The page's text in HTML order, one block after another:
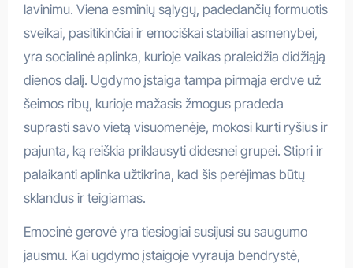
lavinimu. Viena esminių sąlygų, padedančių formuotis
sveikai, pasitikinčiai ir emociškai stabiliai asmenybei,
yra socialinė aplinka, kurioje vaikas praleidžia didžiąją
dienos dalį. Ugdymo įstaiga tampa pirmąja erdve už
šeimos ribų, kurioje mažasis žmogus pradeda
suprasti savo vietą visuomenėje, mokosi kurti ryšius ir
pajunta, ką reiškia priklausyti didesnei grupei. Stipri ir
palaikanti aplinka užtikrina, kad šis perėjimas būtų
sklandus ir teigiamas.
Emocinė gerovė yra tiesiogiai susijusi su saugumo
jausmu. Kai ugdymo įstaigoje vyrauja bendrystė,